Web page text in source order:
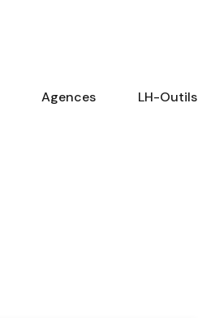
Agences LH-Outils